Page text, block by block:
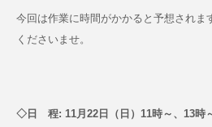
今回は作業に時間がかかると予想されま
くださいませ。
◇日 程: 11月22日（日）11時～、13時